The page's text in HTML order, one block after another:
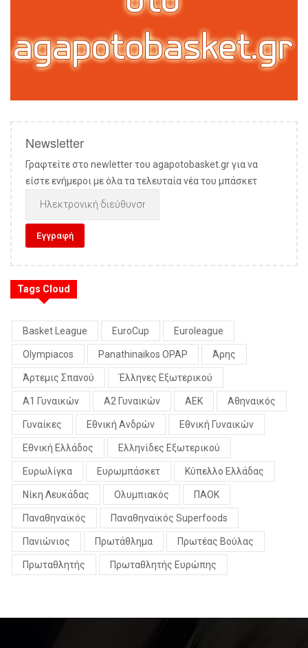
Newsletter
Γραφτείτε στο newletter του agapotobasket.gr για να
είστε ενήμεροι με όλα τα τελευταία νέα του μπάσκετ
Tags Cloud
Basket League EuroCup Euroleague
Olympiacos Panathinaikos OPAP Άρης
Άρτεμις Σπανού Έλληνες Εξωτερικού
Α1 Γυναικών Α2 Γυναικών ΑΕΚ Αθηναικός
Γυναίκες Εθνική Ανδρών Εθνική Γυναικών
Εθνική Ελλάδος Ελληνίδες Εξωτερικού
Ευρωλίγκα Ευρωμπάσκετ Κύπελλο Ελλάδας
Νίκη Λευκάδας Ολυμπιακός ΠΑΟΚ
Παναθηναϊκός Παναθηναϊκός Superfoods
Πανιώνιος Πρωτάθλημα Πρωτέας Βούλας
Πρωταθλητής Πρωταθλητής Ευρώπης